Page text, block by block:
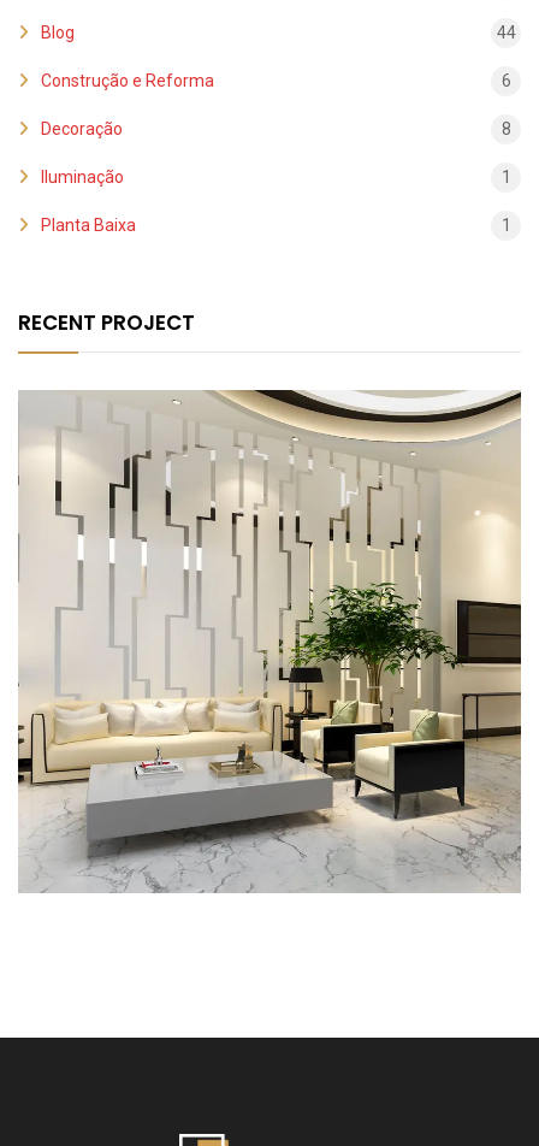
Blog 44
Construção e Reforma 6
Decoração 8
Iluminação 1
Planta Baixa 1
RECENT PROJECT